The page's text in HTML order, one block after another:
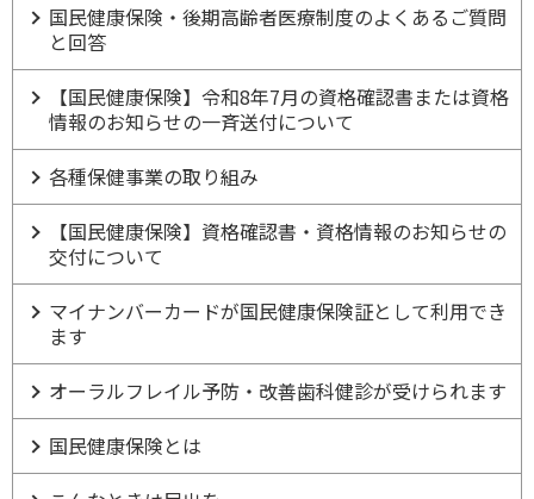
国民健康保険・後期高齢者医療制度のよくあるご質問
と回答
【国民健康保険】令和8年7月の資格確認書または資格
情報のお知らせの一斉送付について
各種保健事業の取り組み
【国民健康保険】資格確認書・資格情報のお知らせの
交付について
マイナンバーカードが国民健康保険証として利用でき
ます
オーラルフレイル予防・改善歯科健診が受けられます
国民健康保険とは